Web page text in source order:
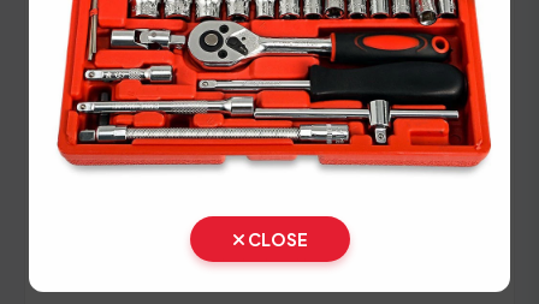
kendaraan. Siapkan dokumen tambahan ini:
STNK asli
KTP asli sesuai identitas kendaraan
SKPD asli
Ikuti panduan langkah demi langkah berikut:
CLOSE